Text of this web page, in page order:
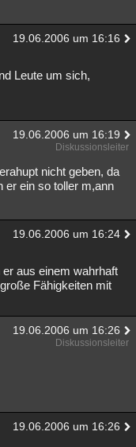
19.06.2006 um 16:16
Leute um sich,
19.06.2006 um 16:19
Diskussionsleiter
nicht geben, da
er ein so toller m,ann
19.06.2006 um 16:24
aus einem wahrhaft
Fähigkeiten mit
19.06.2006 um 16:26
Diskussionsleiter
19.06.2006 um 16:26